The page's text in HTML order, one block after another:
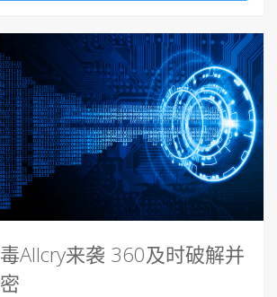
Allcry来袭 360及时破解并